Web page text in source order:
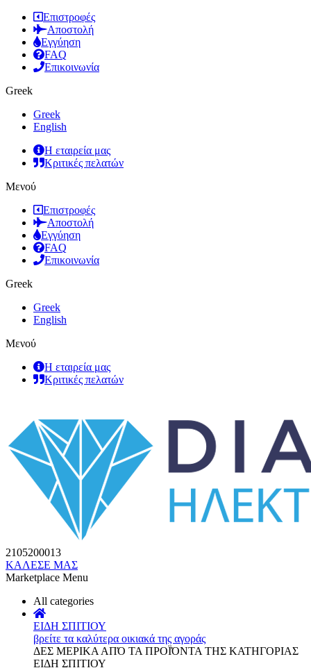
Επιστροφές
Αποστολή
Εγγύηση
FAQ
Επικοινωνία
Greek
Greek
English
Η εταιρεία μας
Κριτικές πελατών
Μενού
Επιστροφές
Αποστολή
Εγγύηση
FAQ
Επικοινωνία
Greek
Greek
English
Μενού
Η εταιρεία μας
Κριτικές πελατών
2105200013
ΚΑΛΕΣΕ ΜΑΣ
Marketplace Menu
All categories
ΕΙΔΗ ΣΠΙΤΙΟΥ
βρείτε τα καλύτερα οικιακά της αγοράς
ΔΕΣ ΜΕΡΙΚΑ ΑΠΌ ΤΑ ΠΡΟΪΌΝΤΑ ΤΗΣ ΚΑΤΗΓΟΡΙΑΣ
ΕΙΔΗ ΣΠΙΤΙΟΥ